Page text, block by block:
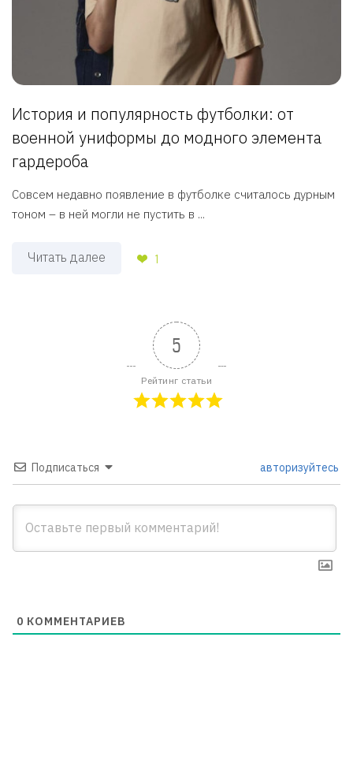
История и популярность футболки: от
военной униформы до модного элемента
гардероба
Совсем недавно появление в футболке считалось дурным
тоном – в ней могли не пустить в ...
Читать далее 1
5
Рейтинг статьи
Подписаться авторизуйтесь
0 КОММЕНТАРИЕВ